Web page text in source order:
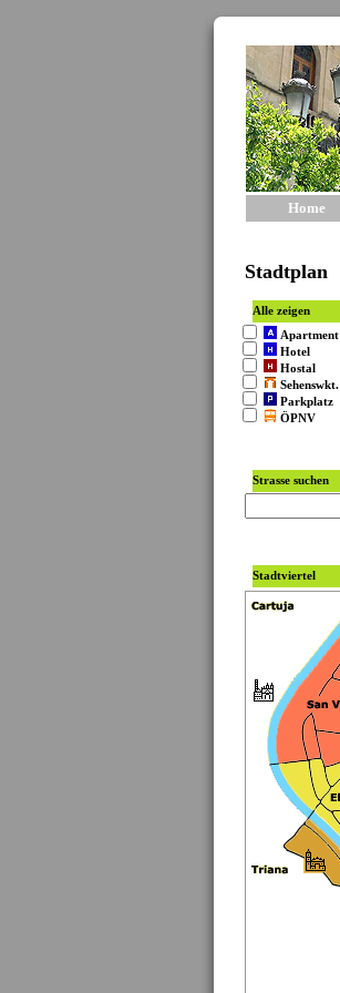
Home
Stadtplan
Alle zeigen
Apartment
Hotel
Hostal
Sehenswkt.
Parkplatz
ÖPNV
Strasse suchen
Stadtviertel